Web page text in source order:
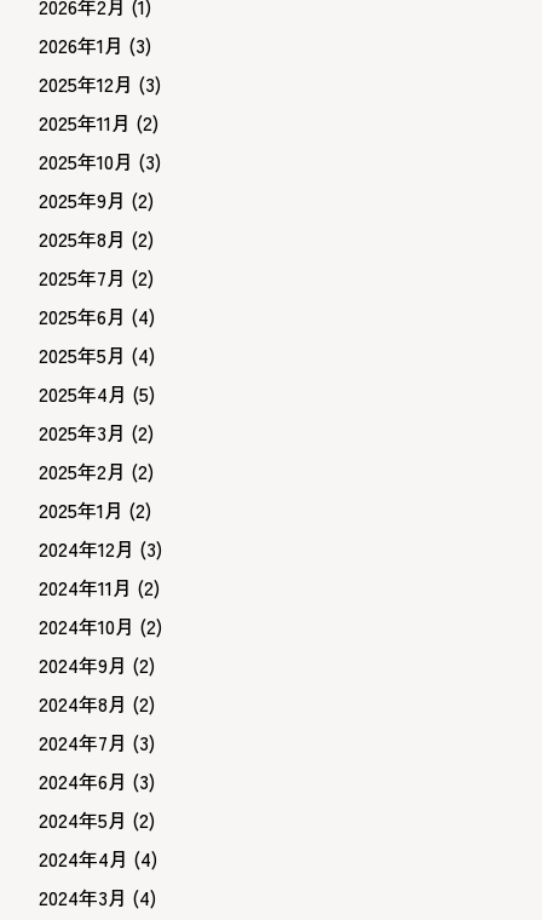
2026年2月 (1)
2026年1月 (3)
2025年12月 (3)
2025年11月 (2)
2025年10月 (3)
2025年9月 (2)
2025年8月 (2)
2025年7月 (2)
2025年6月 (4)
2025年5月 (4)
2025年4月 (5)
2025年3月 (2)
2025年2月 (2)
2025年1月 (2)
2024年12月 (3)
2024年11月 (2)
2024年10月 (2)
2024年9月 (2)
2024年8月 (2)
2024年7月 (3)
2024年6月 (3)
2024年5月 (2)
2024年4月 (4)
2024年3月 (4)